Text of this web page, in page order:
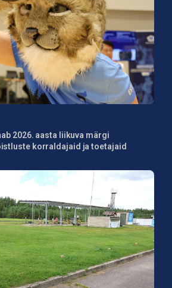
2026. aasta liikuva märgi
korraldajaid ja toetajaid